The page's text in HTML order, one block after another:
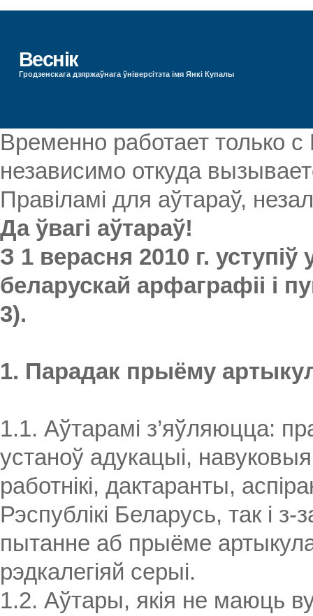
Веснік
Гродзенскага дзяржаўнага ўніверсітэта імя Янкі Купалы
Временно работает только
независимо откуда
Правіламі для аўтараў,
Да ўвагі аўтараў!
З 1 верасня 2010 г.
беларускай арфаграфіі і
3).
1. Парадак прыёму
1.1. Аўтарамі з’яўляюцца:
устаноў адукацыі,
работнікі, дактаранты,
Рэспублікі Беларусь, так і
пытанне аб прыёме
рэдкалегіяй серыі.
1.2. Аўтары, якія не маюць